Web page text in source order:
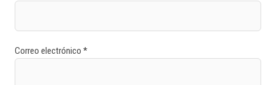
Correo electrónico *